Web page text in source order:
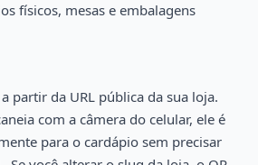
físicos, mesas e embalagens
partir da URL pública da sua loja.
com a câmera do celular, ele é
para o cardápio sem precisar